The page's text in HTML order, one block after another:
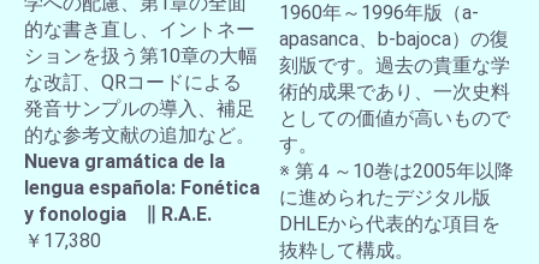
的な書き直し、イントネー
ションを扱う第10章の大幅
な改訂、QRコードによる
発音サンプルの導入、補足
的な参考文献の追加など。
Nueva gramática de la
lengua española: Fonética
y fonologia ∥ R.A.E.
￥17,380
1960年～1996年版（a-
apasanca、b-bajoca）の復
刻版です。過去の貴重な学
術的成果であり、一次史料
としての価値が高いもので
す。
※ 第４～10巻は2005年以降
に進められたデジタル版
DHLEから代表的な項目を
抜粋して構成。